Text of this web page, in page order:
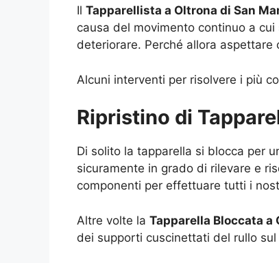
Il Tapparellista a Oltrona di San
causa del movimento continuo a
deteriorare. Perché allora
Alcuni interventi per risolvere i più
Ripristino di
Di solito la tapparella si blocca per
sicuramente in grado di rilevare e
componenti per effettuare tutti i
Altre volte la Tapparella Bloccata a
dei supporti cuscinettati del rullo